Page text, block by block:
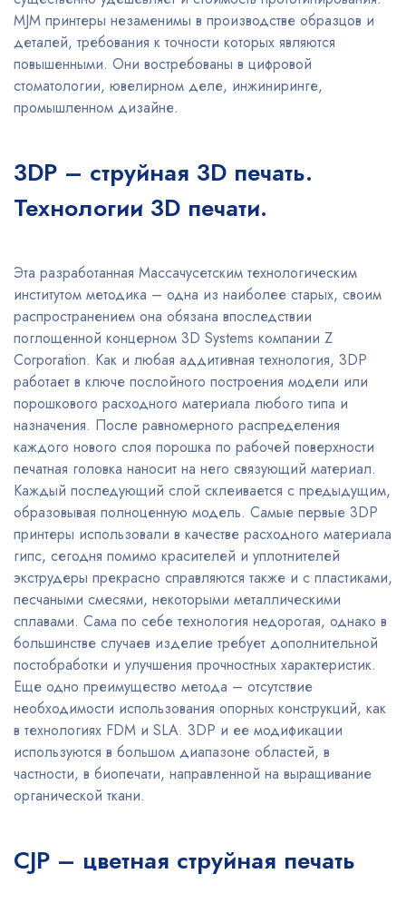
MJM принтеры незаменимы в производстве образцов и
деталей, требования к точности которых являются
повышенными. Они востребованы в цифровой
стоматологии, ювелирном деле, инжиниринге,
промышленном дизайне.
3DP – струйная 3D печать.
Технологии 3D печати.
Эта разработанная Массачусетским технологическим
институтом методика – одна из наиболее старых, своим
распространением она обязана впоследствии
поглощенной концерном 3D Systems компании Z
Corporation. Как и любая аддитивная технология, 3DP
работает в ключе послойного построения модели или
порошкового расходного материала любого типа и
назначения. После равномерного распределения
каждого нового слоя порошка по рабочей поверхности
печатная головка наносит на него связующий материал.
Каждый последующий слой склеивается с предыдущим,
образовывая полноценную модель. Самые первые 3DP
принтеры использовали в качестве расходного материала
гипс, сегодня помимо красителей и уплотнителей
экструдеры прекрасно справляются также и с пластиками,
песчаными смесями, некоторыми металлическими
сплавами. Сама по себе технология недорогая, однако в
большинстве случаев изделие требует дополнительной
постобработки и улучшения прочностных характеристик.
Еще одно преимущество метода – отсутствие
необходимости использования опорных конструкций, как
в технологиях FDM и SLA. 3DP и ее модификации
используются в большом диапазоне областей, в
частности, в биопечати, направленной на выращивание
органической ткани.
CJP – цветная струйная печать